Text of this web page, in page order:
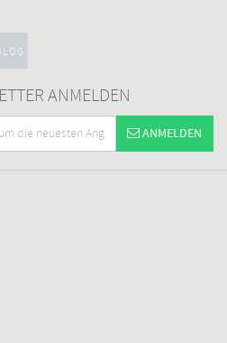
ANMELDEN
ANMELDEN